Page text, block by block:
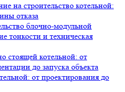
на строительство котельной:
отказа
блочно-модульной
тонкости и техническая
стоящей котельной: от
до запуска объекта
от проектирования до